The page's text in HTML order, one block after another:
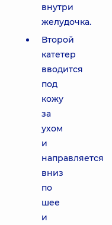
внутри
желудочка.
Второй
катетер
вводится
под
кожу
за
ухом
и
направляется
вниз
по
шее
и